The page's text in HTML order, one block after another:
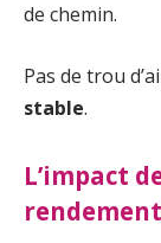
de chemin.
Pas de trou
stable.
L’impact
rendement